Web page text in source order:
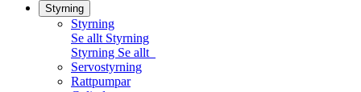
Styrning
Styrning
Se allt Styrning
Styrning Se allt
Servostyrning
Rattpumpar